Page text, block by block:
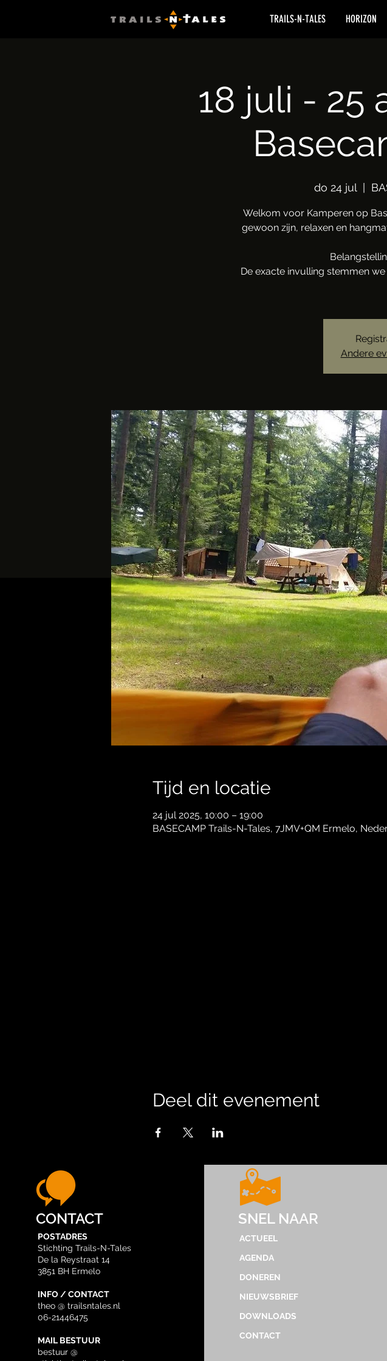
TRAILS-N-TALES HORIZON
18 juli - 25
do 24 jul
Welkom voor Kamperen op
gewoon zijn, relaxen en
De exacte invulling stemmen
Andere
Tijd en locatie
24 jul 2025, 10:00 – 19:00
BASECAMP Trails-N-Tales, 7JMV+QM Ermelo,
Deel dit evenement
©2023 by
CONTACT
POSTADRES
Stichting Trails-N-Tales
De la Reystraat 14
3851 BH Ermelo
INFO / CONTACT
theo @ trailsntales.nl
06-21446475
MAIL BESTUUR
bestuur @
SNEL NAAR
ACTUEEL
AGENDA
DONEREN
NIEUWSBRIEF
DOWNLOADS
CONTACT